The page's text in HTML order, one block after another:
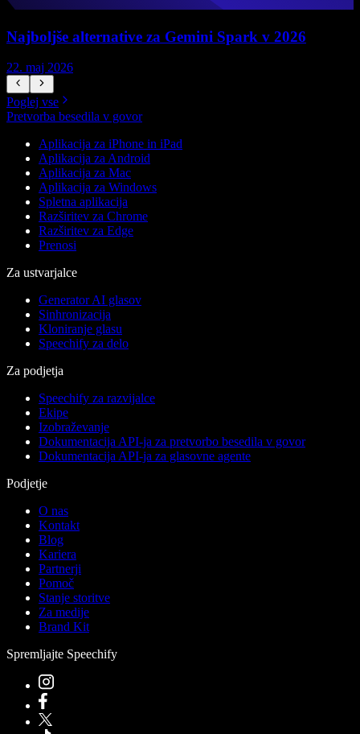
Najboljše alternative za Gemini Spark v 2026
22. maj 2026
Poglej vse
Pretvorba besedila v govor
Aplikacija za iPhone in iPad
Aplikacija za Android
Aplikacija za Mac
Aplikacija za Windows
Spletna aplikacija
Razširitev za Chrome
Razširitev za Edge
Prenosi
Za ustvarjalce
Generator AI glasov
Sinhronizacija
Kloniranje glasu
Speechify za delo
Za podjetja
Speechify za razvijalce
Ekipe
Izobraževanje
Dokumentacija API-ja za pretvorbo besedila v govor
Dokumentacija API-ja za glasovne agente
Podjetje
O nas
Kontakt
Blog
Kariera
Partnerji
Pomoč
Stanje storitve
Za medije
Brand Kit
Spremljajte Speechify